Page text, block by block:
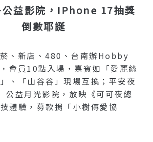
公益影院，iPhone 17抽獎
倒數耶誕
、新店、480、台南辦Hobby
會員10點入場，嘉賓如「愛麗絲
、「山谷谷」現場互換；平安夜
公益月光影院，放映《可可夜總
體驗，募款捐「小樹傳愛協